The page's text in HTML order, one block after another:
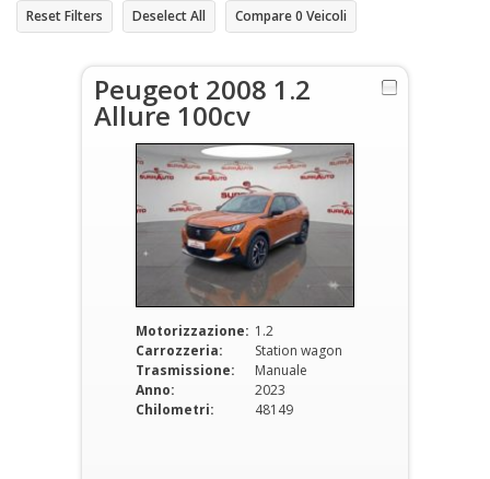
Reset Filters Deselect All Compare0 Veicoli
Peugeot 2008 1.2
Allure 100cv
Motorizzazione: 1.2
Carrozzeria:
Station wagon
Trasmissione:
Manuale
Anno:
2023
Chilometri:
48149